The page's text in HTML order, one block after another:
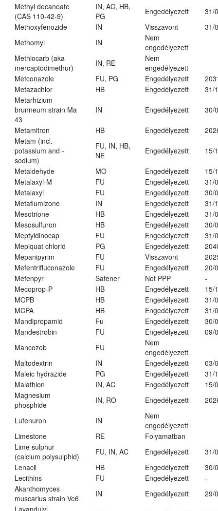
Methyl decanoate
(CAS 110-42-9)
IN, AC, HB,
PG
Engedélyezett
31/
Methoxyfenozide
IN Visszavont
31/
Methomyl
IN
Nem
engedélyezett
Methiocarb (aka
mercaptodimethur)
IN, RE
Nem
engedélyezett
Metconazole
FU, PG Engedélyezett
Metazachlor
HB Engedélyezett
31/
Metarhizium
brunneum strain Ma
43
IN Engedélyezett 30/
Metamitron HB Engedélyezett
Metam (incl. -
potassium and -
sodium)
FU, IN, HB,
NE
Engedélyezett 15/
Metaldehyde MO Engedélyezett
15/
Metalaxyl-M
FU Engedélyezett
31/
Metalaxyl
FU Engedélyezett
30/
Metaflumizone
IN Engedélyezett
31/
Mesotrione
HB Engedélyezett
31/
Mesosulfuron
HB Engedélyezett
30/
Meptyldinocap
FU Engedélyezett
31/
Mepiquat chlorid
PG Engedélyezett
Mepanipyrim
FU Visszavont
Mefentrifluconazole
FU Engedélyezett
20/
Mefenpyr
Safener Not PPP
-
Mecoprop-P
HB Engedélyezett
15/
MCPB
HB Engedélyezett
31/
MCPA
HB Engedélyezett
31/
Mandipropamid
Fu Engedélyezett
30/
Mandestrobin
FU Engedélyezett
09/
Mancozeb
FU
Nem
engedélyezett
Maltodextrin
IN Engedélyezett
03/
Maleic hydrazide
PG Engedélyezett
31/
Malathion
IN, AC Engedélyezett
15/
Magnesium
phosphide
IN, RO Engedélyezett
Lufenuron IN
Nem
engedélyezett
Limestone
RE
Folyamatban
Lime sulphur
(calcium polysulphid)
FU, IN, AC Engedélyezett
31/
Lenacil
HB Engedélyezett
30/
Lecithins
FU Engedélyezett
-
Akanthomyces
muscarius strain Ve6
IN Engedélyezett
29/